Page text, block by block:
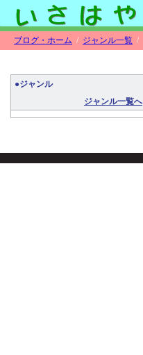
ブログ・ホーム / ジャンル一覧 /
●ジャンル
ジャンル一覧へ